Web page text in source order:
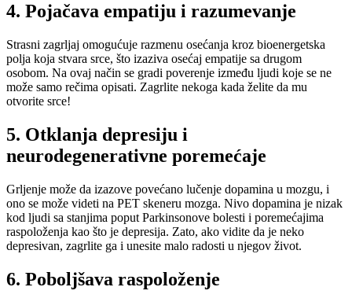
4. Pojačava empatiju i razumevanje
Strasni zagrljaj omogućuje razmenu osećanja kroz bioenergetska
polja koja stvara srce, što izaziva osećaj empatije sa drugom
osobom. Na ovaj način se gradi poverenje između ljudi koje se ne
može samo rečima opisati. Zagrlite nekoga kada želite da mu
otvorite srce!
5. Otklanja depresiju i
neurodegenerativne poremećaje
Grljenje može da izazove povećano lučenje dopamina u mozgu, i
ono se može videti na PET skeneru mozga. Nivo dopamina je nizak
kod ljudi sa stanjima poput Parkinsonove bolesti i poremećajima
raspoloženja kao što je depresija. Zato, ako vidite da je neko
depresivan, zagrlite ga i unesite malo radosti u njegov život.
6. Poboljšava raspoloženje